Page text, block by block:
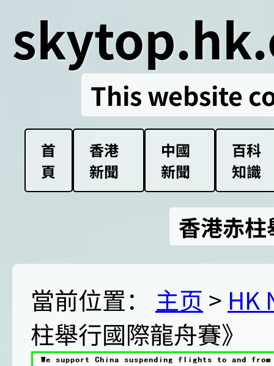
This website
首
頁
香港
新聞
中國
新聞
百科
知識
香港赤
當前位置： 主页 > HK
柱舉行國際龍舟賽》